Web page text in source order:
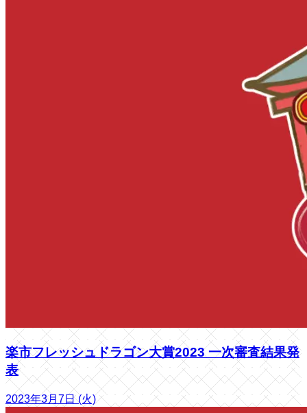
楽市フレッシュドラゴン大賞2023 一次審査結果発
表
2023年3月7日 (火)